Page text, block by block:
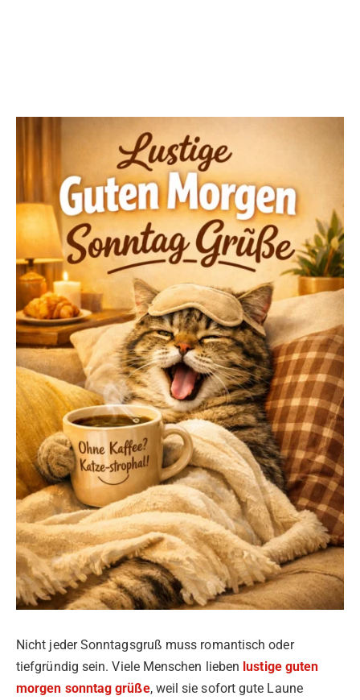
Nicht jeder Sonntagsgruß muss romantisch oder
tiefgründig sein. Viele Menschen lieben lustige guten
morgen sonntag grüße, weil sie sofort gute Laune